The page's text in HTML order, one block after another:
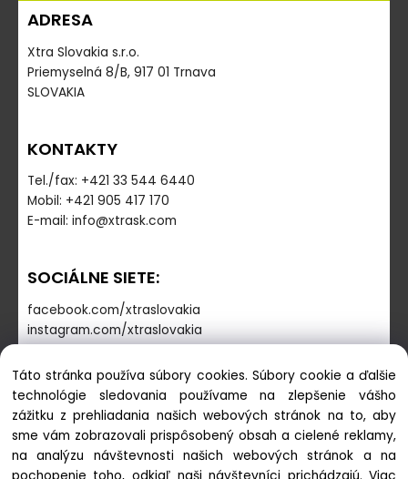
ADRESA
Xtra Slovakia s.r.o.
Priemyselná 8/B, 917 01 Trnava
SLOVAKIA
KONTAKTY
Tel./fax: +421 33 544 6440
Mobil: +421 905 417 170
E-mail: info@xtrask.com
SOCIÁLNE SIETE:
facebook.com/xtraslovakia
instagram.com/xtraslovakia
PREVÁDZKOVÁ DOBA
Pondelok - Piatok: 7:30-16:00
Sobota-Nedeľa: zatvorené
Táto stránka používa súbory cookies. Súbory cookie a ďalšie
technológie sledovania používame na zlepšenie vášho
zážitku z prehliadania našich webových stránok na to, aby
sme vám zobrazovali prispôsobený obsah a cielené reklamy,
na analýzu návštevnosti našich webových stránok a na